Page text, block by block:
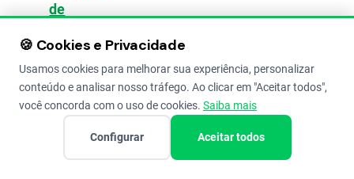
de
Fazenda:
Estratégias
🍪 Cookies e Privacidade
Usamos cookies para melhorar sua experiência, personalizar
conteúdo e analisar nosso tráfego. Ao clicar em "Aceitar todos",
você concorda com o uso de cookies. Saiba mais
Configurar Aceitar todos